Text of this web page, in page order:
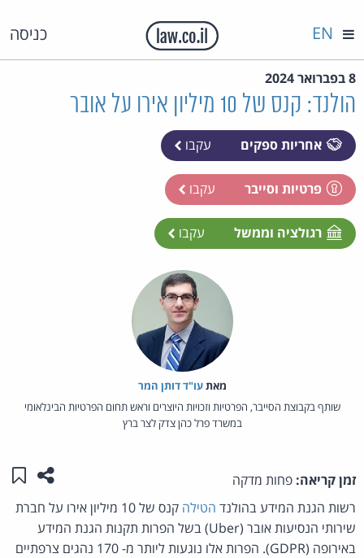
כניסה EN
8 בפברואר 2024
הולנד: קנס של 10 מיליון אירו על אובר
אחריות ספקים עקבו
פרטיות וסייבר עקבו
רגולציה וממשל עקבו
מאת‏עו"ד דותן המר
שותף בקבוצת הסייבר, הפרטיות וזכויות היוצרים וראש תחום הפרטיות הבינלאומי
במשרד פרל כהן צדק לצר ברץ
זמן קריאה: פחות מדקה שתפו
רשות הגנת המידע בהולנד הטילה
קנס של 10 מיליון אירו על חברת
שירותי הנסיעות אובר (Uber) בשל הפרות תקנות הגנת המידע
באירופה (GDPR). הפרות אלו נוגעות ליותר מ- 170 נהגים צרפתיים